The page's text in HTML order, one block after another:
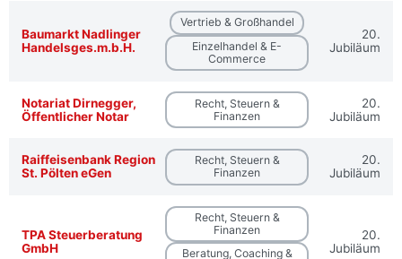
Baumarkt Nadlinger
Handelsges.m.b.H.
Vertrieb & Großhandel
Einzelhandel & E-
Commerce
20.
Jubiläum
Notariat Dirnegger,
Öffentlicher Notar
Recht, Steuern &
Finanzen
20.
Jubiläum
Raiffeisenbank Region
St. Pölten eGen
Recht, Steuern &
Finanzen
20.
Jubiläum
TPA Steuerberatung
GmbH
Recht, Steuern &
Finanzen
Beratung, Coaching &
20.
Jubiläum